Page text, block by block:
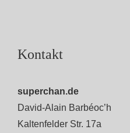
Kontakt
superchan.de
David-Alain Barbéoc’h
Kaltenfelder Str. 17a